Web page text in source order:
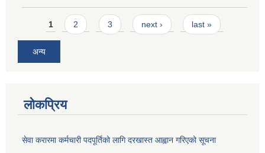
Pages
1 2 3 next › last »
अन्य
लोकप्रिय
सेवा करारमा कर्मचारी पदपूर्तिको लागि दरखास्त आह्वान गरिएको सूचना